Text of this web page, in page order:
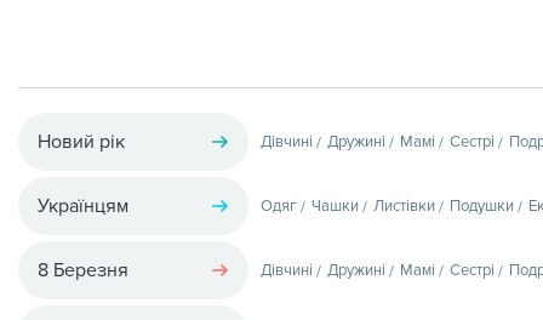
Новий рік Дівчині Дружині Мамі Сестрі
Українцям Одяг Чашки Листівки Подушки
8 Березня Дівчині Дружині Мамі Сестрі